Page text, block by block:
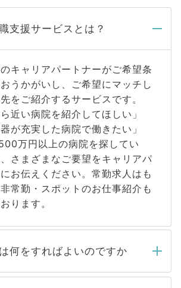
支援サービスとは？
キャリアパートナーがご希望条
うかがいし、ご希望にマッチし
をご紹介するサービスです。
ら近い病院を紹介してほしい」
器が充実した病院で働きたい」
万円以上の病院を探してい
さまざまなご要望をキャリアパ
お伝えください。常勤求人はも
常勤・スポットのお仕事紹介も
ります。
何をすればよいのですか
だきましたら、弊社担当者がご